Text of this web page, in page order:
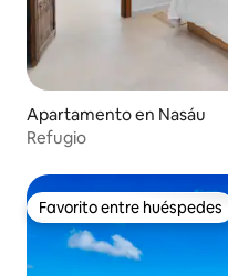
Apartamento en Nasáu
Refugio
Favorito entre huéspedes
Favorito entre huéspedes